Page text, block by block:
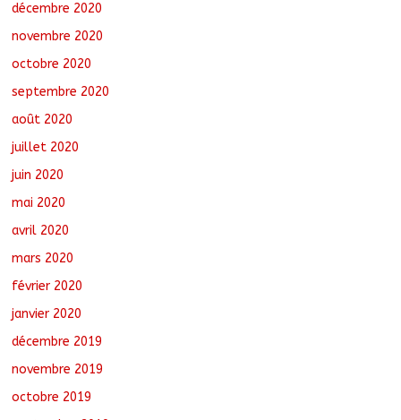
décembre 2020
novembre 2020
octobre 2020
septembre 2020
août 2020
juillet 2020
juin 2020
mai 2020
avril 2020
mars 2020
février 2020
janvier 2020
décembre 2019
novembre 2019
octobre 2019